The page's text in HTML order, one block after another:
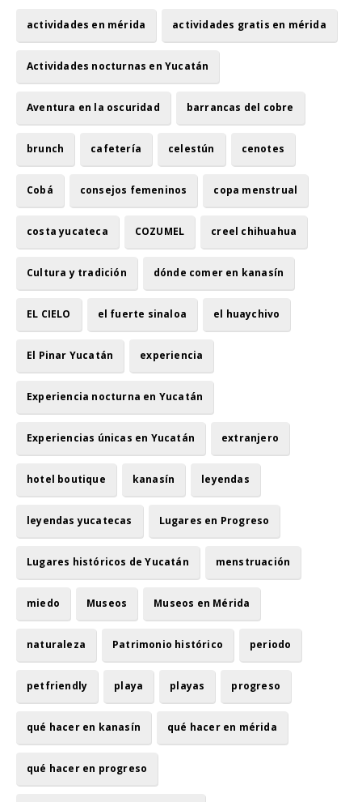
actividades en mérida actividades gratis en mérida
Actividades nocturnas en Yucatán
Aventura en la oscuridad barrancas del cobre
brunch cafetería celestún cenotes
Cobá consejos femeninos copa menstrual
costa yucateca COZUMEL creel chihuahua
Cultura y tradición dónde comer en kanasín
EL CIELO el fuerte sinaloa el huaychivo
El Pinar Yucatán experiencia
Experiencia nocturna en Yucatán
Experiencias únicas en Yucatán extranjero
hotel boutique kanasín leyendas
leyendas yucatecas Lugares en Progreso
Lugares históricos de Yucatán menstruación
miedo Museos Museos en Mérida
naturaleza Patrimonio histórico periodo
petfriendly playa playas progreso
qué hacer en kanasín qué hacer en mérida
qué hacer en progreso